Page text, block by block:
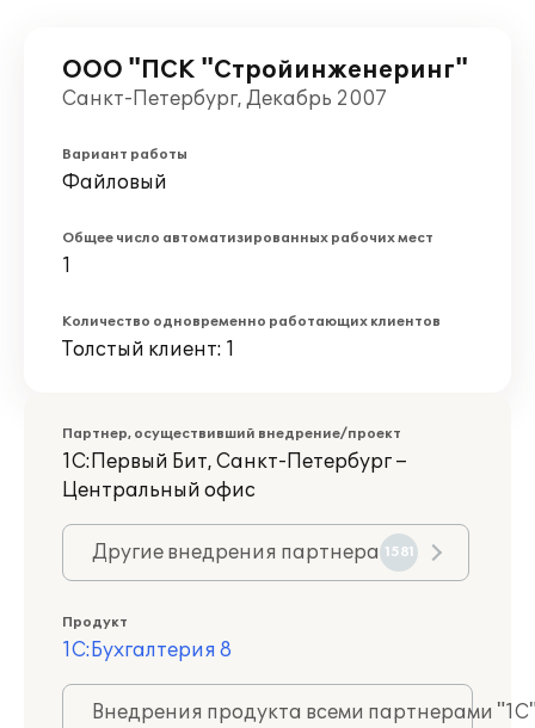
ООО "ПСК "Стройинженеринг"
Санкт-Петербург, Декабрь 2007
Вариант работы
Файловый
Общее число автоматизированных рабочих мест
1
Количество одновременно работающих клиентов
Толстый клиент: 1
Партнер, осуществивший внедрение/проект
1С:Первый Бит, Санкт-Петербург –
Центральный офис
Другие внедрения партнера 1581
Продукт
1С:Бухгалтерия 8
Внедрения продукта всеми партнерами